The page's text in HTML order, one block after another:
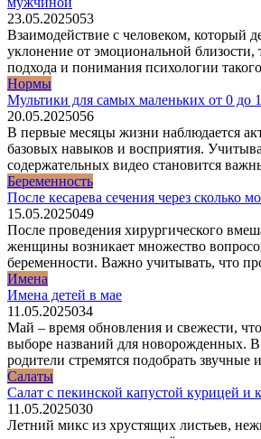
23.05.2025053
Взаимодействие с человеком, который
уклонение от эмоциональной близости,
подхода и понимания психологии
Нормы
Мультики для самых маленьких от 0 до
20.05.2025056
В первые месяцы жизни наблюдается
базовых навыков и восприятия.
содержательных видео становится
Беременность
После кесарева сечения через сколько
15.05.2025049
После проведения хирургического
женщины возникает множество
беременности. Важно учитывать, что
Имена
Имена детей в мае
11.05.2025034
Май – время обновления и свежести,
выборе названий для новорожденных.
родители стремятся подобрать звучные
Салаты
Салат с пекинской капустой курицей и
11.05.2025030
Летний микс из хрустящих листьев,